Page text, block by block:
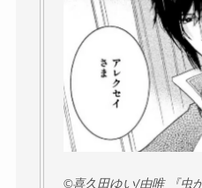
©︎喜久田ゆい/由唯 『虫